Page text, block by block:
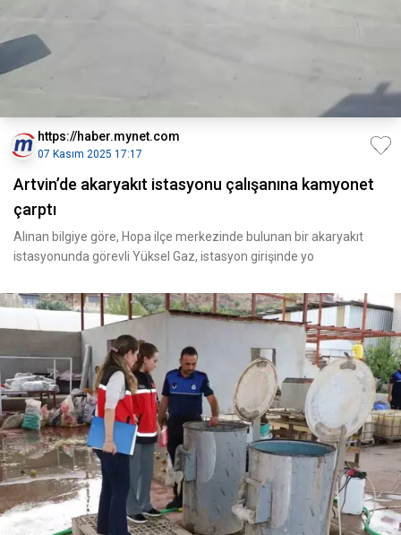
https://haber.mynet.com
07 Kasım 2025 17:17
Artvin’de akaryakıt istasyonu çalışanına kamyonet
çarptı
Alınan bilgiye göre, Hopa ilçe merkezinde bulunan bir akaryakıt
istasyonunda görevli Yüksel Gaz, istasyon girişinde yo